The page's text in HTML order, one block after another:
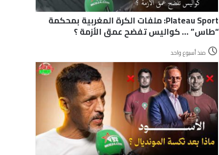
Plateau Sport: ملفات الكرة المغربية بمحكمة
“طاس” … كواليس تفضح عمق الأزمة ؟
منذ أسبوع واحد